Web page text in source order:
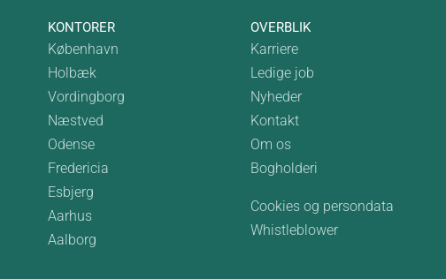
KONTORER
København
Holbæk
Vordingborg
Næstved
Odense
Fredericia
Esbjerg
Aarhus
Aalborg
OVERBLIK
Karriere
Ledige job
Nyheder
Kontakt
Om os
Bogholderi
Cookies og persondata
Whistleblower